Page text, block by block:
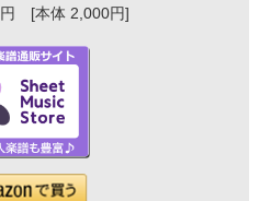
円 [本体 2,000円]